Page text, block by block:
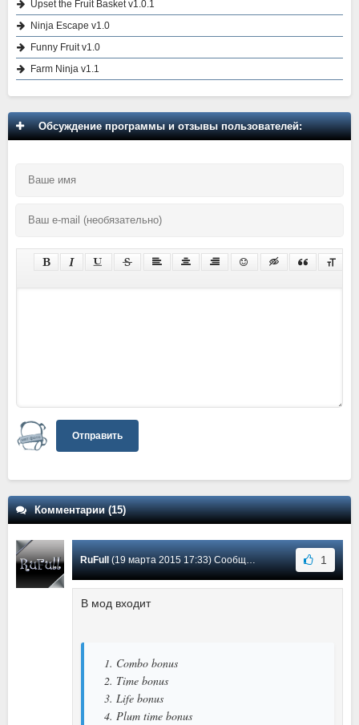
Upset the Fruit Basket v1.0.1
Ninja Escape v1.0
Funny Fruit v1.0
Farm Ninja v1.1
Обсуждение программы и отзывы пользователей:
Отправить
Комментарии (15)
RuFull (19 марта 2015 17:33) Сообщение #15 1
В мод входит
1. Combo bonus
2. Time bonus
3. Life bonus
4. Plum time bonus